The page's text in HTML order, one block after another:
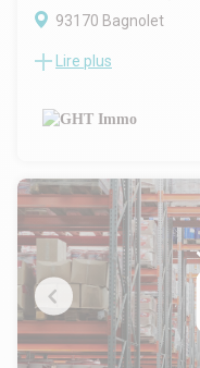
locaux rénovés,
portes de Paris.
93170 Bagnolet
LE CABINET GHT IMMO
Proximité immédiate
Cour avant, plusieurs
Ideal garage
nGHT IMMO - 01 48 93
www.ghtimmo.fr (réf.
Lire plus